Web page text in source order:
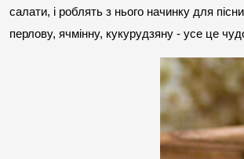
салати, і роблять з нього начинку для
перлову, ячмінну, кукурудзяну - усе це